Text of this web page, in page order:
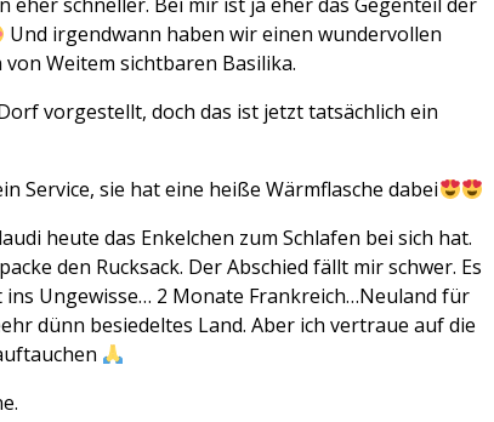
Und irgendwann haben wir einen wundervollen
Weitem sichtbaren Basilika.
vorgestellt, doch das ist jetzt tatsächlich ein
Service, sie hat eine heiße Wärmflasche dabei
heute das Enkelchen zum Schlafen bei sich hat.
den Rucksack. Der Abschied fällt mir schwer. Es
Ungewisse… 2 Monate Frankreich…Neuland für
dünn besiedeltes Land. Aber ich vertraue auf die